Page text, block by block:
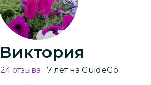
Виктория
24 отзыва 7 летна GuideGo